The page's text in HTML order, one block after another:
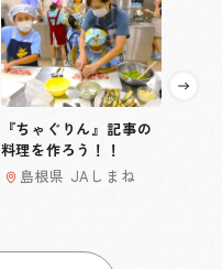
『ちゃぐりん』記事の
料理を作ろう！！
島根県 JAしまね